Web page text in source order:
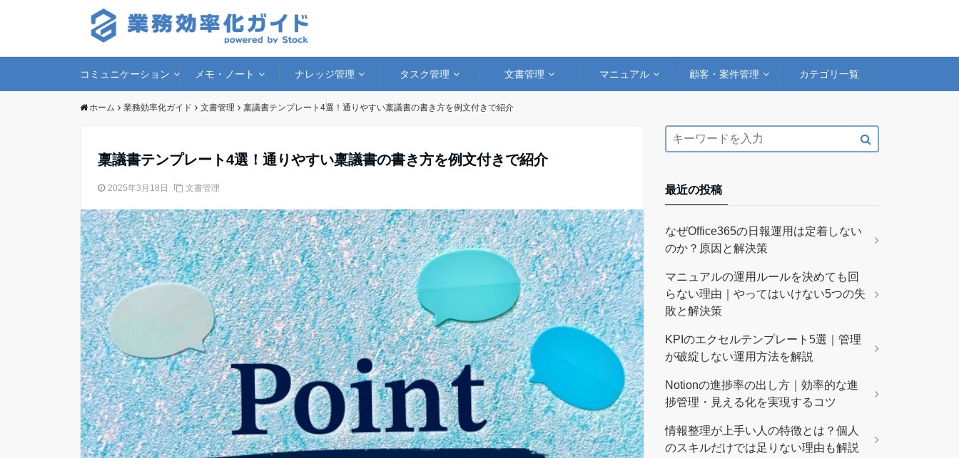
コミュニケーション メモ・ノート ナレッジ管理 タスク管理 文書管理 マニュアル 顧客・案件管理 カテゴリ一覧
ホーム 業務効率化ガイド 文書管理 稟議書テンプレート4選！通りやすい稟議書の書き方を例文付きで紹介
稟議書テンプレート4選！通りやすい稟議書の書き方を例文付きで紹介
2025年3月18日 文書管理 最近の投稿
なぜOffice365の日報運用は定着しない
のか？原因と解決策
マニュアルの運用ルールを決めても回
らない理由｜やってはいけない5つの失
敗と解決策
KPIのエクセルテンプレート5選｜管理
が破綻しない運用方法を解説
Notionの進捗率の出し方｜効率的な進
捗管理・見える化を実現するコツ
情報整理が上手い人の特徴とは？個人
のスキルだけでは足りない理由も解説